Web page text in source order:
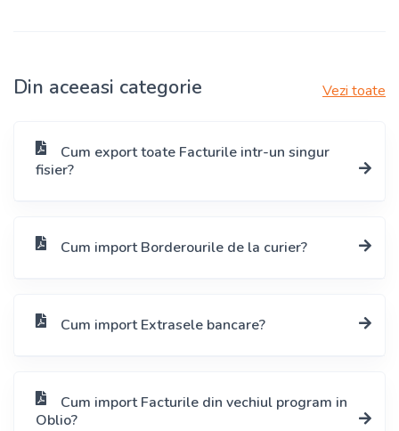
Din aceeasi categorie Vezi toate
Cum export toate Facturile intr-un singur
fisier?
Cum import Borderourile de la curier?
Cum import Extrasele bancare?
Cum import Facturile din vechiul program in
Oblio?